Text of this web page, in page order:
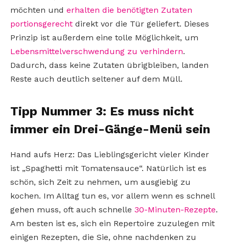
möchten und erhalten die benötigten Zutaten
portionsgerecht direkt vor die Tür geliefert. Dieses
Prinzip ist außerdem eine tolle Möglichkeit, um
Lebensmittelverschwendung zu verhindern.
Dadurch, dass keine Zutaten übrigbleiben, landen
Reste auch deutlich seltener auf dem Müll.
Tipp Nummer 3: Es muss nicht
immer ein Drei-Gänge-Menü sein
Hand aufs Herz: Das Lieblingsgericht vieler Kinder
ist „Spaghetti mit Tomatensauce“. Natürlich ist es
schön, sich Zeit zu nehmen, um ausgiebig zu
kochen. Im Alltag tun es, vor allem wenn es schnell
gehen muss, oft auch schnelle 30-Minuten-Rezepte.
Am besten ist es, sich ein Repertoire zuzulegen mit
einigen Rezepten, die Sie, ohne nachdenken zu